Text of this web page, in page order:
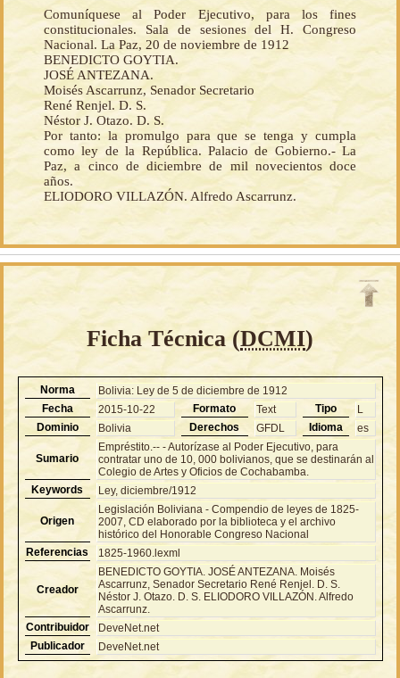
Comuníquese al Poder Ejecutivo, para los fines
constitucionales. Sala de sesiones del H. Congreso
Nacional. La Paz, 20 de noviembre de 1912
BENEDICTO GOYTIA.
JOSÉ ANTEZANA.
Moisés Ascarrunz, Senador Secretario
René Renjel. D. S.
Néstor J. Otazo. D. S.
Por tanto: la promulgo para que se tenga y cumpla
como ley de la República. Palacio de Gobierno.- La
Paz, a cinco de diciembre de mil novecientos doce
años.
ELIODORO VILLAZÓN. Alfredo Ascarrunz.
Ficha Técnica (DCMI)
Norma
Bolivia: Ley de 5 de diciembre de 1912
Fecha
2015-10-22 Formato Text Tipo
L
Dominio
Bolivia Derechos GFDL Idioma es
Sumario
Empréstito.-- - Autorízase al Poder Ejecutivo, para
contratar uno de 10, 000 bolivianos, que se destinarán al
Colegio de Artes y Oficios de Cochabamba.
Keywords
Ley, diciembre/1912
Origen
Legislación Boliviana - Compendio de leyes de 1825-
2007, CD elaborado por la biblioteca y el archivo
histórico del Honorable Congreso Nacional
Referencias
1825-1960.lexml
Creador
BENEDICTO GOYTIA. JOSÉ ANTEZANA. Moisés
Ascarrunz, Senador Secretario René Renjel. D. S.
Néstor J. Otazo. D. S. ELIODORO VILLAZÓN. Alfredo
Ascarrunz.
Contribuidor
DeveNet.net
Publicador
DeveNet.net